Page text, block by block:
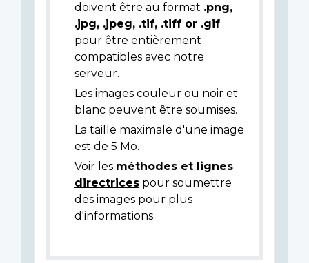
doivent être au format .png,
.jpg, .jpeg, .tif, .tiff or .gif
pour être entièrement
compatibles avec notre
serveur.
Les images couleur ou noir et
blanc peuvent être soumises.
La taille maximale d'une image
est de 5 Mo.
Voir les méthodes et lignes
directrices pour soumettre
des images pour plus
d'informations.